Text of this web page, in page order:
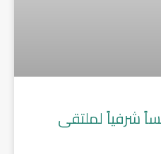
شرفياً لملتقى